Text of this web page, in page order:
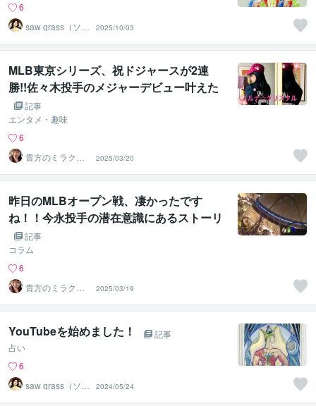
6
saw grass（ソー
グラス）
2025/10/03
MLB東京シリーズ、祝ドジャースが2連
勝!!佐々木投手のメジャーデビュー叶えた
叶え方をパラレルワールド、、潜在意識、
脳科学使って解説
記事
エンタメ・趣味
6
貴方のミラクル
サポータールナ
☆クリスタル
2025/03/20
昨日のMLBオープン戦、凄かったです
ね！！今永投手の潜在意識にあるストーリ
ーを読んでみた
記事
コラム
6
貴方のミラクル
サポータールナ
☆クリスタル
2025/03/19
YouTubeを始めました！
記事
占い
6
saw grass（ソー
グラス）
2024/05/24